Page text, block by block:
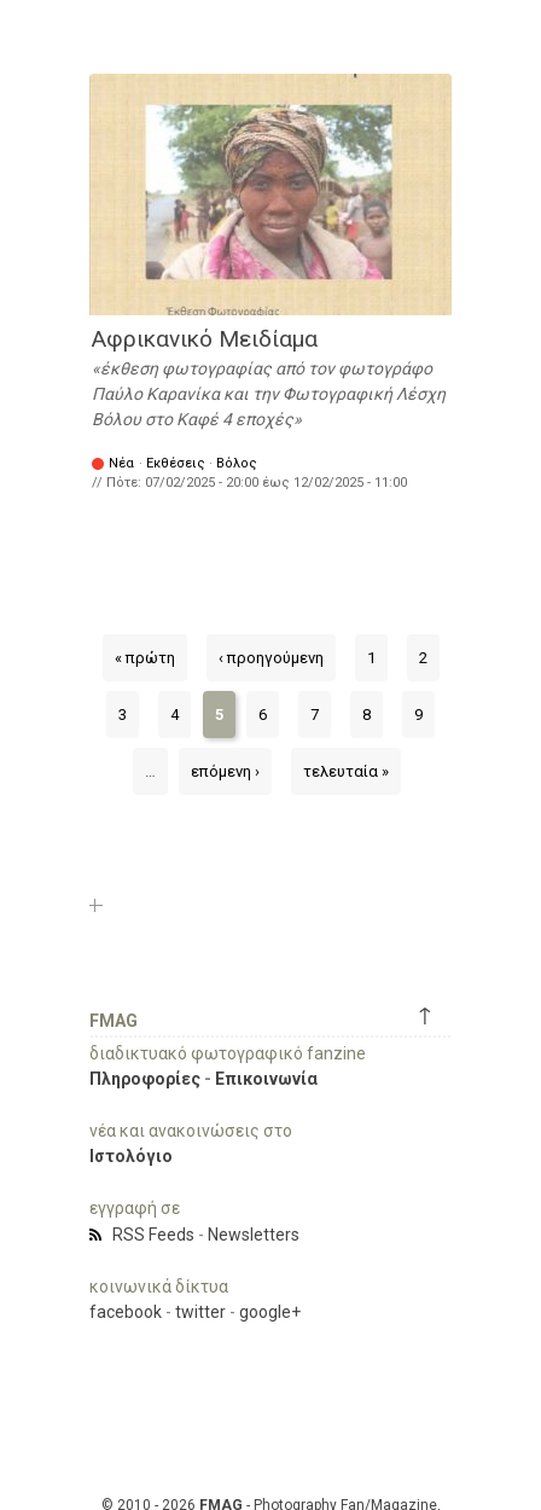
Αφρικανικό Μειδίαμα
έκθεση φωτογραφίας από τον φωτογράφο
Παύλο Καρανίκα και την Φωτογραφική Λέσχη
Βόλου στο Καφέ 4 εποχές
Νέα · Εκθέσεις · Βόλος
// Πότε: 07/02/2025 - 20:00 έως 12/02/2025 - 11:00
« πρώτη ‹ προηγούμενη 1 2
3 4 5 6 7 8 9
… επόμενη › τελευταία »
↑
FMAG
διαδικτυακό φωτογραφικό fanzine
Πληροφορίες - Επικοινωνία
νέα και ανακοινώσεις στο
Ιστολόγιο
εγγραφή σε
RSS Feeds - Newsletters
κοινωνικά δίκτυα
facebook - twitter - google+
© 2010 - 2026 FMAG - Photography Fan/Magazine,